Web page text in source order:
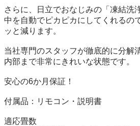
さらに、日立でおなじみの「凍結洗
中を自動でピカピカにしてくれるの
ッと減ります。
当社専門のスタッフが徹底的に分解
内部まで非常にきれいな状態です。
安心の6か月保証！
付属品：リモコン・説明書
適応畳数